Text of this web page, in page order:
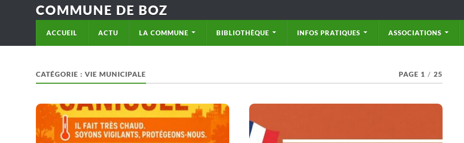
COMMUNE DE BOZ
ACCUEIL ACTU LA COMMUNE BIBLIOTHÈQUE INFOS PRATIQUES ASSOCIATIONS
CATÉGORIE : VIE MUNICIPALE PAGE 1 / 25